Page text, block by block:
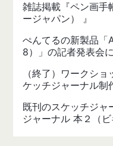
雑誌掲載『ペン画手
ージャパン） 』
ぺんてるの新製品
8）」の記者発表会
（終了）ワークシ
ケッチジャーナル制
既刊のスケッチジャ
ジャーナル 本２（